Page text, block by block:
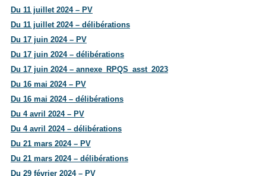
Du 11 juillet 2024 – PV
Du 11 juillet 2024 – délibérations
Du 17 juin 2024 – PV
Du 17 juin 2024 – délibérations
Du 17 juin 2024 – annexe_RPQS_asst_2023
Du 16 mai 2024 – PV
Du 16 mai 2024 – délibérations
Du 4 avril 2024 – PV
Du 4 avril 2024 – délibérations
Du 21 mars 2024 – PV
Du 21 mars 2024 – délibérations
Du 29 février 2024 – PV